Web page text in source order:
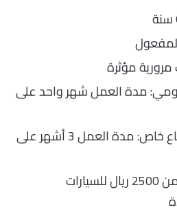
مؤثرة
مدة العمل شهر واحد على
إذا كنت موظف قطاع خاص: مدة العمل 3 أشهر على
حد أدنى للراتب يبدأ من 2500 ريال للسيارات